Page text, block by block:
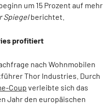
um 15 Prozent auf mehr
Spiegelberichtet.
profitiert
nach Wohnmobilen
Thor Industries. Durch
Coup verleibte sich das
Jahr den europäischen